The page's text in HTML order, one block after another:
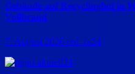
Gebäude auf Recyclinghof in
Vollbrand
7. August 2026 red_ra24